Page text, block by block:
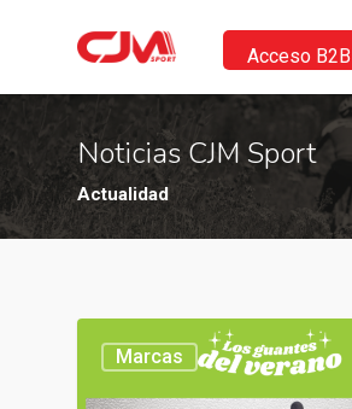
Acceso B2B
Noticias CJM Sport
Actualidad
Marcas